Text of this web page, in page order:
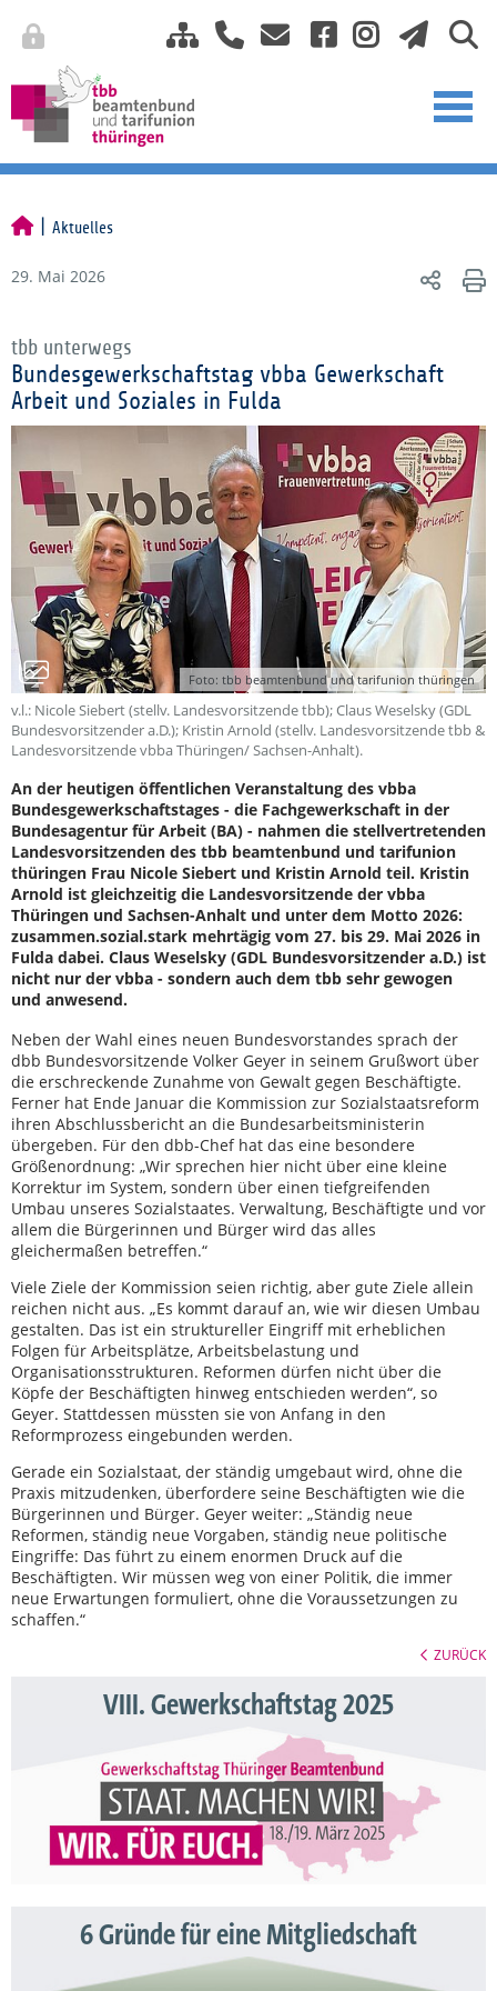
Aktuelles
29. Mai 2026
tbb unterwegs
Bundesgewerkschaftstag vbba Gewerkschaft
Arbeit und Soziales in Fulda
Foto: tbb beamtenbund und tarifunion thüringen
v.l.: Nicole Siebert (stellv. Landesvorsitzende tbb); Claus Weselsky (GDL
Bundesvorsitzender a.D.); Kristin Arnold (stellv. Landesvorsitzende tbb &
Landesvorsitzende vbba Thüringen/ Sachsen-Anhalt).
An der heutigen öffentlichen Veranstaltung des vbba
Bundesgewerkschaftstages - die Fachgewerkschaft in der
Bundesagentur für Arbeit (BA) - nahmen die stellvertretenden
Landesvorsitzenden des tbb beamtenbund und tarifunion
thüringen Frau Nicole Siebert und Kristin Arnold teil. Kristin
Arnold ist gleichzeitig die Landesvorsitzende der vbba
Thüringen und Sachsen-Anhalt und unter dem Motto 2026:
zusammen.sozial.stark mehrtägig vom 27. bis 29. Mai 2026 in
Fulda dabei. Claus Weselsky (GDL Bundesvorsitzender a.D.) ist
nicht nur der vbba - sondern auch dem tbb sehr gewogen
und anwesend.
Neben der Wahl eines neuen Bundesvorstandes sprach der
dbb Bundesvorsitzende Volker Geyer in seinem Grußwort über
die erschreckende Zunahme von Gewalt gegen Beschäftigte.
Ferner hat Ende Januar die Kommission zur Sozialstaatsreform
ihren Abschlussbericht an die Bundesarbeitsministerin
übergeben. Für den dbb-Chef hat das eine besondere
Größenordnung: „Wir sprechen hier nicht über eine kleine
Korrektur im System, sondern über einen tiefgreifenden
Umbau unseres Sozialstaates. Verwaltung, Beschäftigte und vor
allem die Bürgerinnen und Bürger wird das alles
gleichermaßen betreffen.“
Viele Ziele der Kommission seien richtig, aber gute Ziele allein
reichen nicht aus. „Es kommt darauf an, wie wir diesen Umbau
gestalten. Das ist ein struktureller Eingriff mit erheblichen
Folgen für Arbeitsplätze, Arbeitsbelastung und
Organisationsstrukturen. Reformen dürfen nicht über die
Köpfe der Beschäftigten hinweg entschieden werden“, so
Geyer. Stattdessen müssten sie von Anfang in den
Reformprozess eingebunden werden.
Gerade ein Sozialstaat, der ständig umgebaut wird, ohne die
Praxis mitzudenken, überfordere seine Beschäftigten wie die
Bürgerinnen und Bürger. Geyer weiter: „Ständig neue
Reformen, ständig neue Vorgaben, ständig neue politische
Eingriffe: Das führt zu einem enormen Druck auf die
Beschäftigten. Wir müssen weg von einer Politik, die immer
neue Erwartungen formuliert, ohne die Voraussetzungen zu
schaffen.“
ZURÜCK
VIII. Gewerkschaftstag 2025
6 Gründe für eine Mitgliedschaft